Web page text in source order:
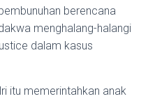
berencana
menghalang-halangi
dalam kasus
itu memerintahkan anak